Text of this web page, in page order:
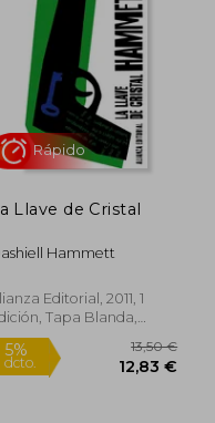
Llave de Cristal
Hammett
Editorial, 2011, 1
Tapa Blanda,